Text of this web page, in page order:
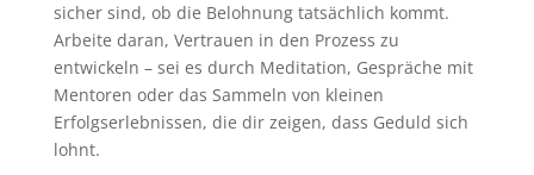
sicher sind, ob die Belohnung tatsächlich kommt.
Arbeite daran, Vertrauen in den Prozess zu
entwickeln – sei es durch Meditation, Gespräche mit
Mentoren oder das Sammeln von kleinen
Erfolgserlebnissen, die dir zeigen, dass Geduld sich
lohnt.